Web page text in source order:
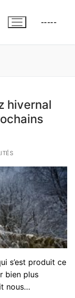
-----
hivernal
s’est produit ce
bien plus
nous…